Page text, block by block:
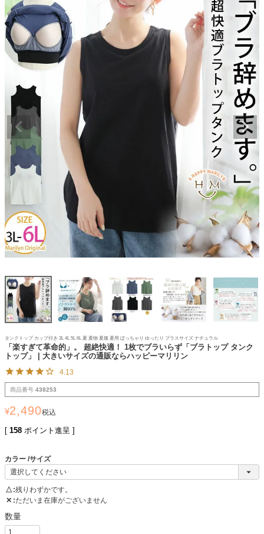
タンクトップ カップ付き 3L 4L 5L 6L 夏 夏物 夏服 夏用 ぽっちゃり ゆったり プラスサイズ ナチュラル
「楽すぎて革命的」。 超絶快適！ 1枚でブラいらず「ブラトップ タンク
トップ」 | 大きいサイズの通販ならハッピーマリリン
4.13
商品番号 438253
¥2,490税込
[ 158 ポイント進呈 ]
カラー サイズ
△ 残りわずかです。
✕ ただいま在庫がございません